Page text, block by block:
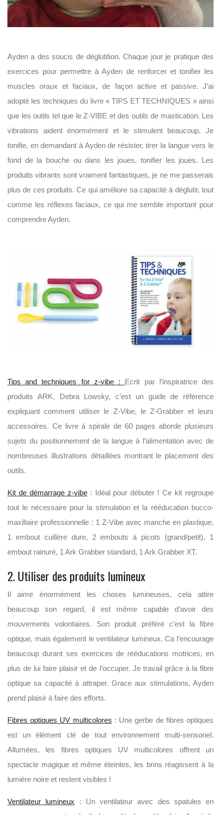
Ayden a des soucis de déglutition. Chaque jour je pratique des
exercices pour permettre à Ayden de renforcer et tonifier les
muscles oraux et faciaux, de façon active et passive. J’ai
adopté les techniques du livre « TIPS ET TECHNIQUES » ainsi
que les outils tel que le Z-VIBE et des outils de mastication. Les
vibrations aident énormément et le stimulent beaucoup. Je
tonifie, en demandant à Ayden de résister, tirer la langue vers le
fond de la bouche ou dans les joues, tonifier les joues. Les
produits vibrants sont vraiment fantastiques, je ne me passerais
plus de ces produits. Ce qui améliore sa capacité à déglutir, tout
comme les réflexes faciaux, ce qui me semble important pour
comprendre Ayden.
Tips and techniques for z-vibe : Ecrit par l’inspiratrice des
produits ARK, Debra Lowsky, c’est un guide de référence
expliquant comment utiliser le Z-Vibe, le Z-Grabber et leurs
accessoires. Ce livre à spirale de 60 pages aborde plusieurs
sujets du positionnement de la langue à l’alimentation avec de
nombreuses illustrations détaillées montrant le placement des
outils.
Kit de démarrage z-vibe: Idéal pour débuter ! Ce kit regroupe
tout le nécessaire pour la stimulation et la rééducation bucco-
maxillaire professionnelle : 1 Z-Vibe avec manche en plastique,
1 embout cuillère dure, 2 embouts à picots (grand/petit), 1
embout rainuré, 1 Ark Grabber standard, 1 Ark Grabber XT.
2. Utiliser des produits lumineux
Il aime énormément les choses lumineuses, cela attire
beaucoup son regard, il est même capable d’avoir des
mouvements volontaires. Son produit préféré c’est la fibre
optique, mais également le ventilateur lumineux. Ca l’encourage
beaucoup durant ses exercices de rééducations motrices, en
plus de lui faire plaisir et de l’occuper. Je travail grâce à la fibre
optique sa capacité à attraper. Grace aux stimulations, Ayden
prend plaisir à faire des efforts.
Fibres optiques UV multicolores : Une gerbe de fibres optiques
est un élément clé de tout environnement multi-sensoriel.
Allumées, les fibres optiques UV multicolores offrent un
spectacle magique et même éteintes, les brins réagissent à la
lumière noire et restent visibles !
Ventilateur lumineux : Un ventilateur avec des spatules en